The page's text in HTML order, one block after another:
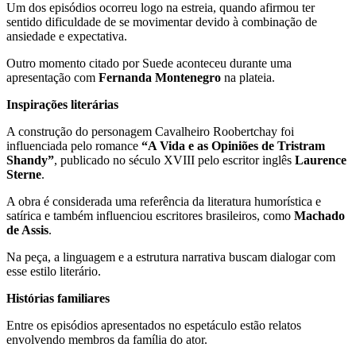
Um dos episódios ocorreu logo na estreia, quando afirmou ter
sentido dificuldade de se movimentar devido à combinação de
ansiedade e expectativa.
Outro momento citado por Suede aconteceu durante uma
apresentação com Fernanda Montenegro na plateia.
Inspirações literárias
A construção do personagem Cavalheiro Roobertchay foi
influenciada pelo romance “A Vida e as Opiniões de Tristram
Shandy”, publicado no século XVIII pelo escritor inglês Laurence
Sterne.
A obra é considerada uma referência da literatura humorística e
satírica e também influenciou escritores brasileiros, como Machado
de Assis.
Na peça, a linguagem e a estrutura narrativa buscam dialogar com
esse estilo literário.
Histórias familiares
Entre os episódios apresentados no espetáculo estão relatos
envolvendo membros da família do ator.